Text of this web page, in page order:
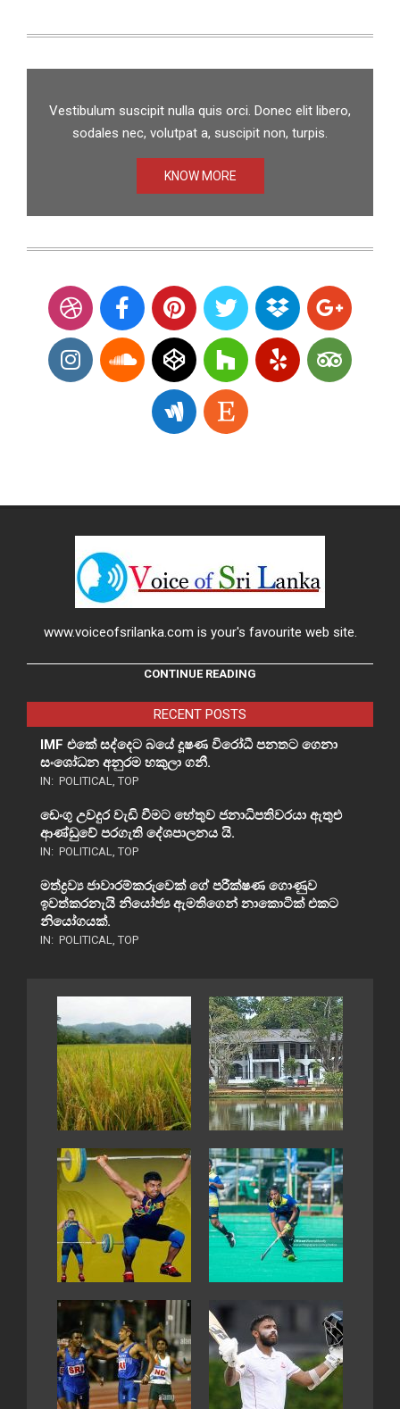
Vestibulum suscipit nulla quis orci. Donec elit libero,
sodales nec, volutpat a, suscipit non, turpis.
KNOW MORE
www.voiceofsrilanka.com is your's favourite web site.
CONTINUE READING
RECENT POSTS
IMF එකේ සද්දෙට බයේ දූෂණ විරෝධී පනතට ගෙනා
සංශෝධන අනුරම හකුලා ගනී.
IN: POLITICAL TOP
ඩෙංගු උවදුර වැඩි වීමට හේතුව ජනාධිපතිවරයා ඇතුළු
ආණ්ඩුවේ පරගැති දේශපාලනය යි.
IN: POLITICAL TOP
මත්ද්‍රව්‍ය ජාවාරම්කරුවෙක් ගේ පරීක්ෂණ ගොණුව
ඉවත්කරනැයි නියෝජ්‍ය ඇමතිගෙන් නාකොටික් එකට
නියෝගයක්.
IN: POLITICAL TOP